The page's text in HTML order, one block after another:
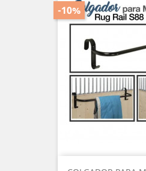
-10%